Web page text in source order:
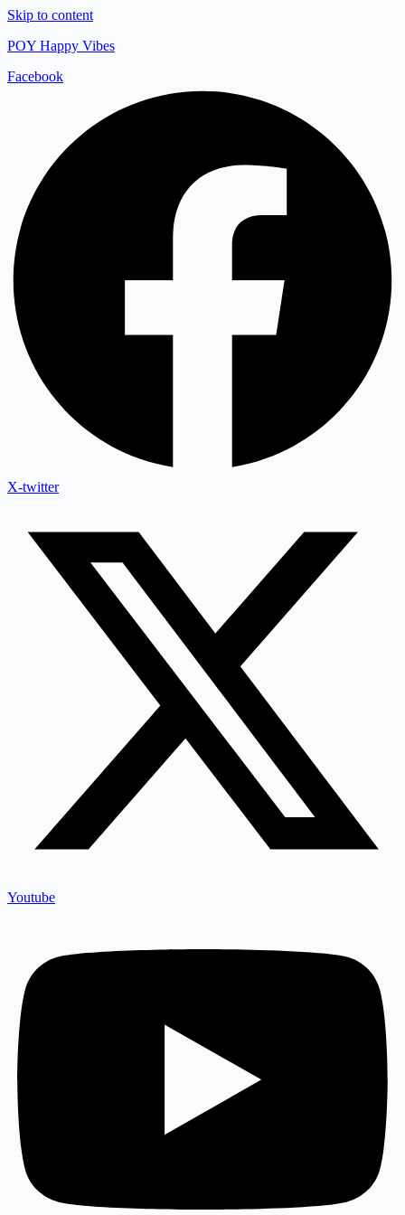
Skip to content
POY Happy Vibes
Facebook
X-twitter
Youtube